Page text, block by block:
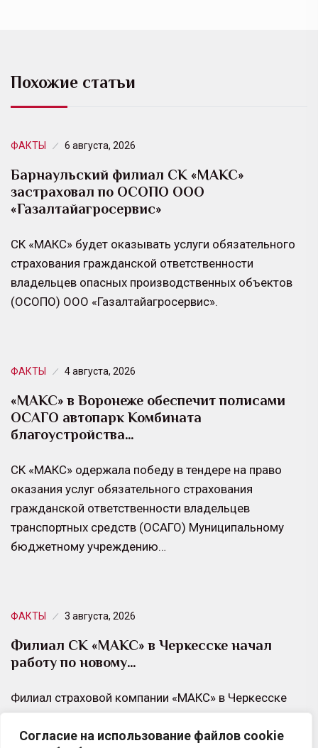
Согласие на использование файлов cookie
Похожие статьи
ФАКТЫ 6 августа, 2026
Барнаульский филиал СК «МАКС»
застраховал по ОСОПО ООО
«Газалтайагросервис»
СК «МАКС» будет оказывать услуги обязательного
страхования гражданской ответственности
владельцев опасных производственных объектов
(ОСОПО) ООО «Газалтайагросервис».
ФАКТЫ 4 августа, 2026
«МАКС» в Воронеже обеспечит полисами
ОСАГО автопарк Комбината
благоустройства…
СК «МАКС» одержала победу в тендере на право
оказания услуг обязательного страхования
гражданской ответственности владельцев
транспортных средств (ОСАГО) Муниципальному
бюджетному учреждению…
ФАКТЫ 3 августа, 2026
Филиал СК «МАКС» в Черкесске начал
работу по новому…
Филиал страховой компании «МАКС» в Черкесске
переехал. Теперь региональное представительство
страховщика находится по адресу улица Демиденко,